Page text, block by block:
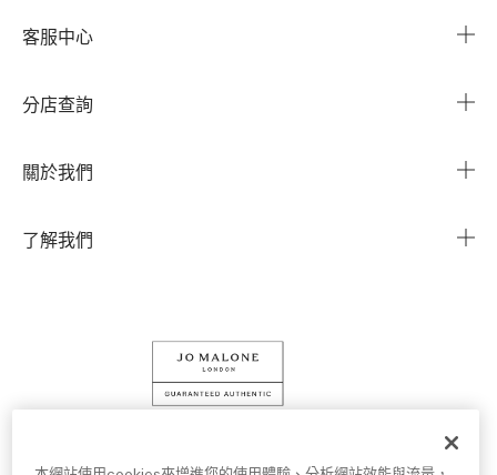
客服中心
我的帳戶
我的訂單
分店查詢
關於我們
了解我們